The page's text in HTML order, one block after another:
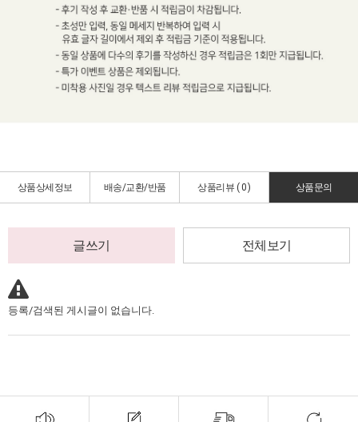
상품상세정보 배송/교환/반품 상품리뷰 ( 0) 상품문의
글쓰기 전체보기
등록/검색된 게시글이 없습니다.